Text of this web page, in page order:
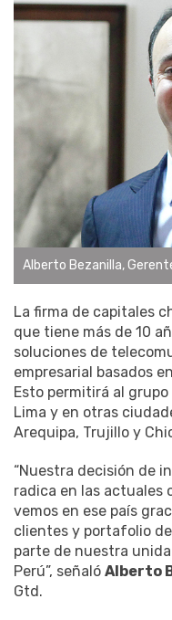
Alberto Bezanilla,
La firma de capitales
que tiene más de 10
soluciones de
empresarial basados
Esto permitirá al
Lima y en otras
Arequipa, Trujillo y
“Nuestra decisión de
radica en las actuales
vemos en ese país
clientes y portafolio
parte de nuestra
Perú”, señaló Alberto
Gtd.